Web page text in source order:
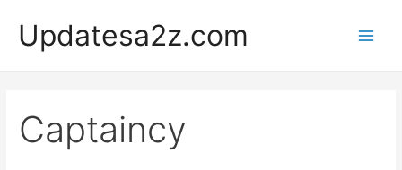
content
Updatesa2z.com
Captaincy